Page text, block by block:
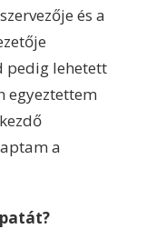
és a
pedig lehetett
egyeztettem
a